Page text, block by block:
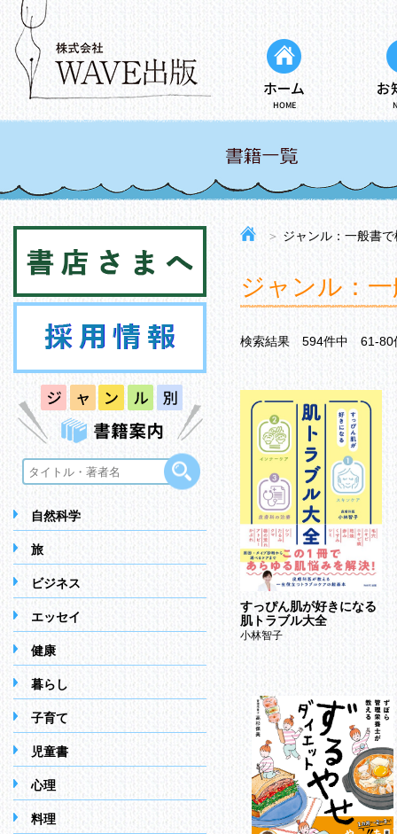
ホーム
HOME
お
自然科学
旅
ビジネス
エッセイ
健康
暮らし
子育て
児童書
心理
料理
＞ ジャンル：一般書
ジャンル：
検索結果 594件中 61-80
すっぴん肌が好きになる
肌トラブル大全
小林智子